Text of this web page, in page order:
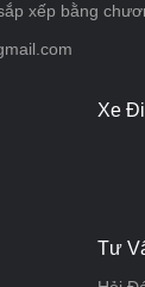
xếp bằng
Xe
Tư